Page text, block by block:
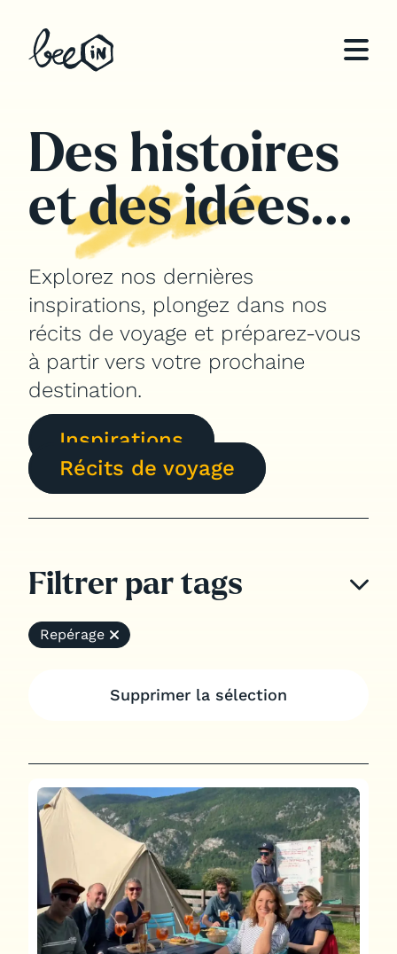
Notre expertise
Teams building sur mesure
Organisation de séminaires
d’entreprise
Organisation d’offsites & voyages
incentive
Inspirations
Notre application
Jobs
Des histoires
et des idées...
Explorez nos dernières
inspirations, plongez dans nos
récits de voyage et préparez-vous
à partir vers votre prochaine
destination.
Inspirations
Récits de voyage
Filtrer par tags
Repérage
Supprimer la sélection